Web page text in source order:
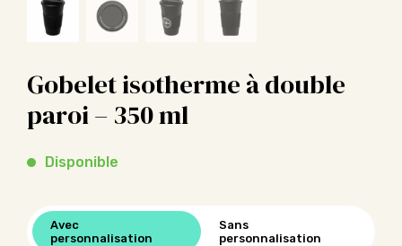
Gobelet isotherme à double
paroi – 350 ml
Disponible
Avec
personnalisation
Sans
personnalisation